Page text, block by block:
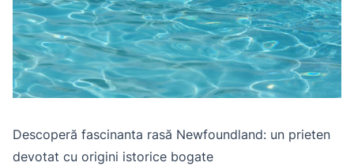
Descoperă fascinanta rasă Newfoundland: un prieten
devotat cu origini istorice bogate